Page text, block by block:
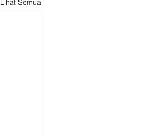
Lihat Semua